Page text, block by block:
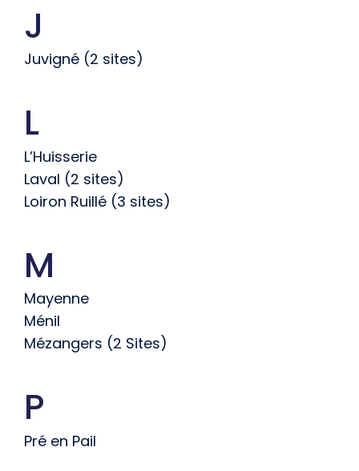
J
Juvigné (2 sites)
L
L’Huisserie
Laval (2 sites)
Loiron Ruillé (3 sites)
M
Mayenne
Ménil
Mézangers (2 Sites)
P
Pré en Pail